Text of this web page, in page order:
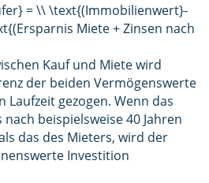
= \\ \text{(Immobilienwert}-
Miete + Zinsen nach
Kauf und Miete wird
der beiden Vermögenswerte
Laufzeit gezogen. Wenn das
beispielsweise 40 Jahren
das des Mieters, wird der
Investition